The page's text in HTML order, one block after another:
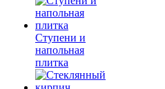
Ступени и
напольная
плитка